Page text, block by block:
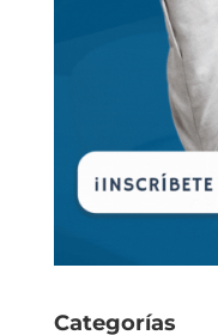
Categorías